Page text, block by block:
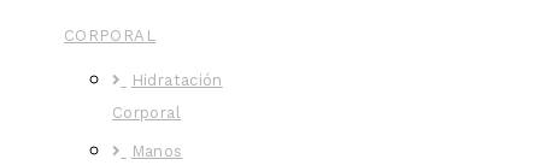
CORPORAL
Hidratación
Corporal
Manos